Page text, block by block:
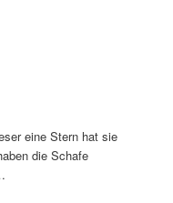
eine Stern hat sie
die Schafe